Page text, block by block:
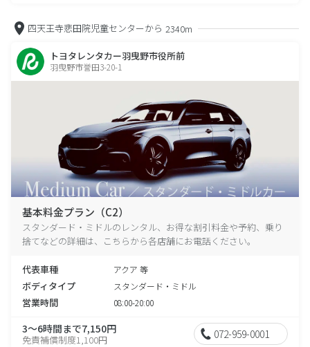
四天王寺悲田院児童センターから 2340m
トヨタレンタカー羽曳野市役所前
羽曳野市誉田3-20-1
基本料金プラン（C2）
スタンダード・ミドルのレンタル、お得な割引料金や予約、乗り
捨てなどの詳細は、こちらから各店舗にお電話ください。
代表車種 アクア 等
ボディタイプ スタンダード・ミドル
営業時間 08:00-20:00
3～6時間まで7,150円
免責補償制度1,100円 072-959-0001